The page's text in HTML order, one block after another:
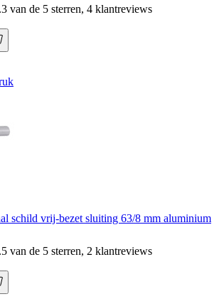
van de 5 sterren, 4 klantreviews
schild vrij-bezet sluiting 63/8 mm aluminium
van de 5 sterren, 2 klantreviews